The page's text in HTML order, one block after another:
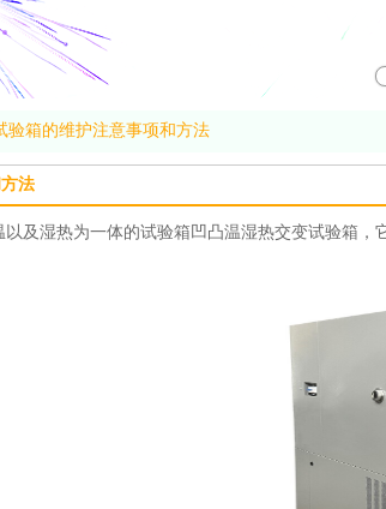
验箱的维护注意事项和方法
法
及湿热为一体的试验箱凹凸温湿热交变试验箱